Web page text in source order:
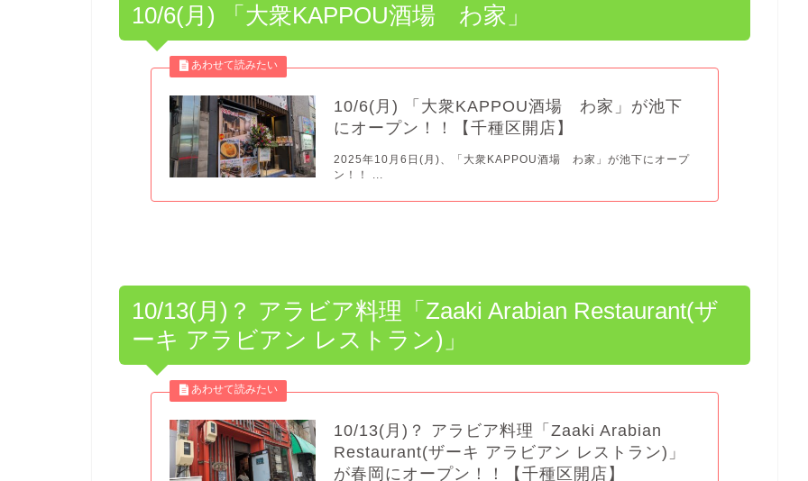
10/6(月) 「大衆KAPPOU酒場 わ家」
10/6(月) 「大衆KAPPOU酒場 わ家」が池下
にオープン！！【千種区開店】
2025年10月6日(月)、「大衆KAPPOU酒場 わ家」が池下にオープ
ン！！ ...
10/13(月)？ アラビア料理「Zaaki Arabian Restaurant(ザ
ーキ アラビアン レストラン)」
10/13(月)？ アラビア料理「Zaaki Arabian
Restaurant(ザーキ アラビアン レストラン)」
が春岡にオープン！！【千種区開店】